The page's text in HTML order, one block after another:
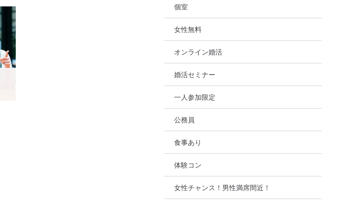
個室
女性無料
オンライン婚活
婚活セミナー
一人参加限定
公務員
食事あり
体験コン
女性チャンス！男性満席間近！